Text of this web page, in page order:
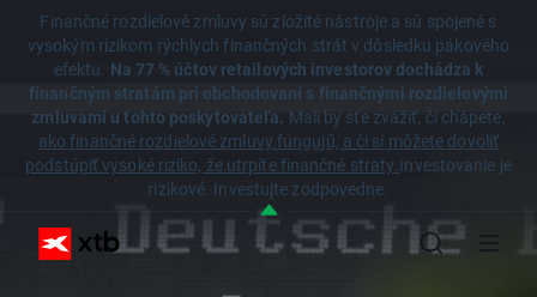
Finančné rozdielové zmluvy sú zložité nástroje a sú spojené s
vysokým rizikom rýchlych finančných strát v dôsledku pákového
efektu. Na 77 % účtov retailových investorov dochádza k
finančným stratám pri obchodovaní s finančnými rozdielovými
zmluvami u tohto poskytovateľa. Mali by ste zvážiť, či chápete,
ako finančné rozdielové zmluvy fungujú, a či si môžete dovoliť
podstúpiť vysoké riziko, že utrpíte finančné straty.Investovanie je
rizikové. Investujte zodpovedne.